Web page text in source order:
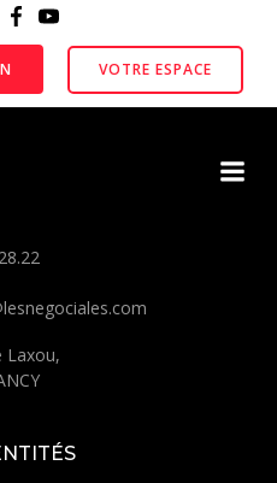
Aller
au
contenu
VOTRE ESPACE
- 09:00 - 17:00
Laxou,